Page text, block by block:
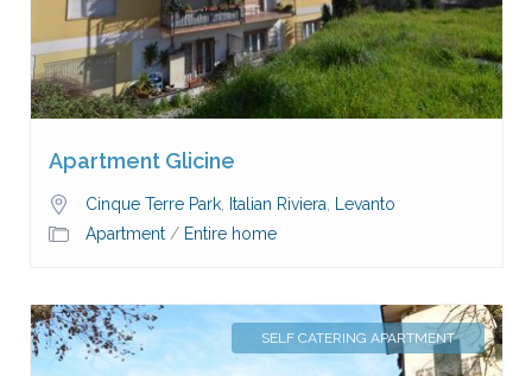
Apartment Glicine
Cinque Terre Park, Italian Riviera
Levanto
Apartment/ Entire home
SELF CATERING APARTMENT